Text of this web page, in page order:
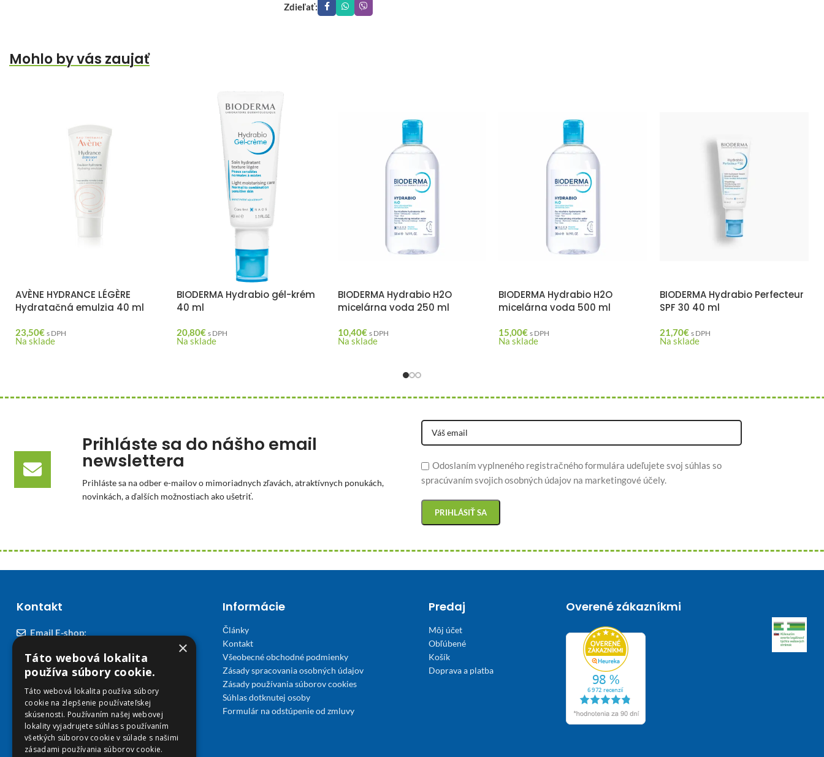
Zdieľať:
Mohlo by vás zaujať
AVÈNE HYDRANCE LÉGÈRE
Hydratačná emulzia 40 ml
23,50€ s DPH
Na sklade
BIODERMA Hydrabio gél-krém
40 ml
20,80€ s DPH
Na sklade
BIODERMA Hydrabio H2O
micelárna voda 250 ml
10,40€ s DPH
Na sklade
BIODERMA Hydrabio H2O
micelárna voda 500 ml
15,00€ s DPH
Na sklade
BIODERMA Hydrabio Perfecteur
SPF 30 40 ml
21,70€ s DPH
Na sklade
Prihláste sa do nášho email
newslettera
Prihláste sa na odber e-mailov o mimoriadnych zľavách, atraktívnych ponukách,
novinkách, a ďalších možnostiach ako ušetriť.
Odoslaním vyplneného registračného formulára udeľujete svoj súhlas so
spracúvaním svojich osobných údajov na marketingové účely.
Kontakt
Email E-shop:
podpora@viplekaren.sk
Telefón E-shop:
0911 678 900(Po - Pia 7:30 - 15:30)
Telefón kamenná Lekáreň VIP Košice:
055 307 78 30
(Po - Ne 8:00 - 18:00)
Informácie
Články
Kontakt
Všeobecné obchodné podmienky
Zásady spracovania osobných údajov
Zásady používania súborov cookies
Súhlas dotknutej osoby
Formulár na odstúpenie od zmluvy
Predaj
Môj účet
Obľúbené
Košík
Doprava a platba
Overené zákazníkmi
×
Táto webová lokalita
používa súbory cookie.
Táto webová lokalita používa súbory
cookie na zlepšenie používateľskej
skúsenosti. Používaním našej webovej
lokality vyjadrujete súhlas s používaním
všetkých súborov cookie v súlade s našimi
zásadami používania súborov cookie.